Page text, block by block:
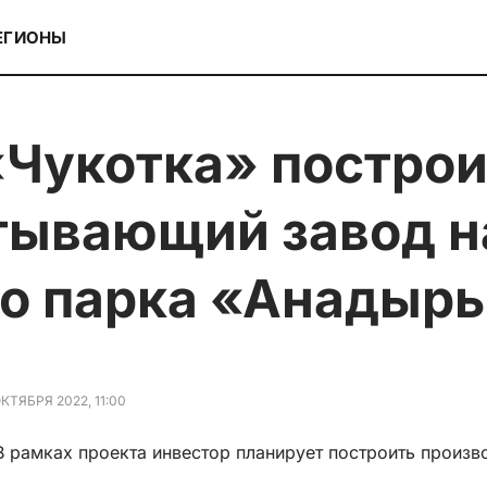
завод
парка
2022, 11:00
проекта инвестор планирует построить